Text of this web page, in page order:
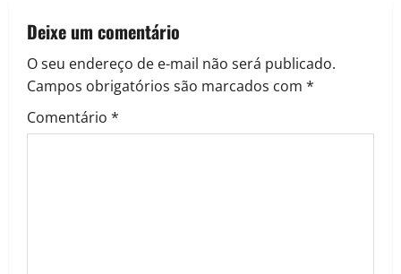
Deixe um comentário
O seu endereço de e-mail não será publicado.
Campos obrigatórios são marcados com *
Comentário *